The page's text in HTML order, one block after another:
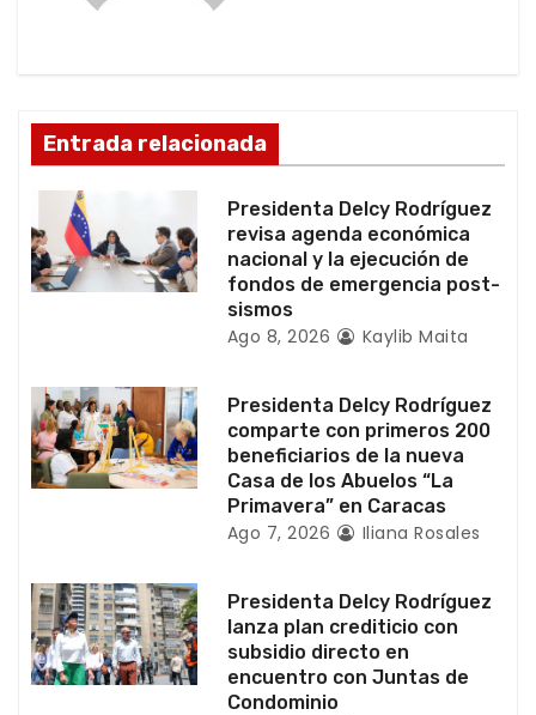
e
n
t
a
d
Entrada relacionada
Presidenta Delcy Rodríguez
revisa agenda económica
nacional y la ejecución de
fondos de emergencia post-
sismos
Ago 8, 2026 Kaylib Maita
Presidenta Delcy Rodríguez
comparte con primeros 200
beneficiarios de la nueva
Casa de los Abuelos “La
Primavera” en Caracas
Ago 7, 2026 Iliana Rosales
Presidenta Delcy Rodríguez
lanza plan crediticio con
subsidio directo en
encuentro con Juntas de
Condominio